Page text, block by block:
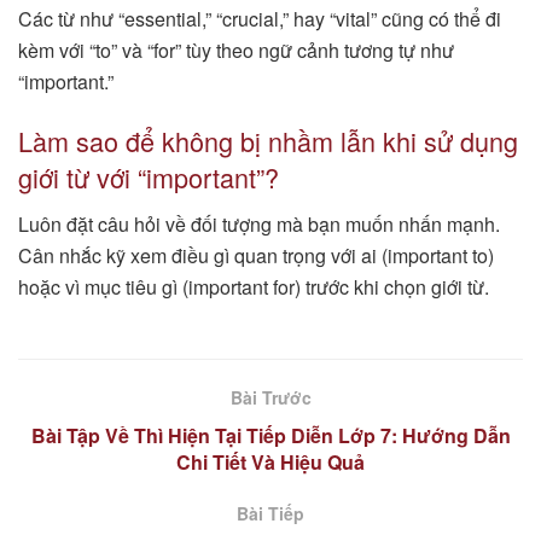
Các từ như “essential,” “crucial,” hay “vital” cũng có thể đi
kèm với “to” và “for” tùy theo ngữ cảnh tương tự như
“important.”
Làm sao để không bị nhầm lẫn khi sử dụng
giới từ với “important”?
Luôn đặt câu hỏi về đối tượng mà bạn muốn nhấn mạnh.
Cân nhắc kỹ xem điều gì quan trọng với ai (important to)
hoặc vì mục tiêu gì (important for) trước khi chọn giới từ.
Bài Trước
Bài Tập Về Thì Hiện Tại Tiếp Diễn Lớp 7: Hướng Dẫn
Chi Tiết Và Hiệu Quả
Bài Tiếp